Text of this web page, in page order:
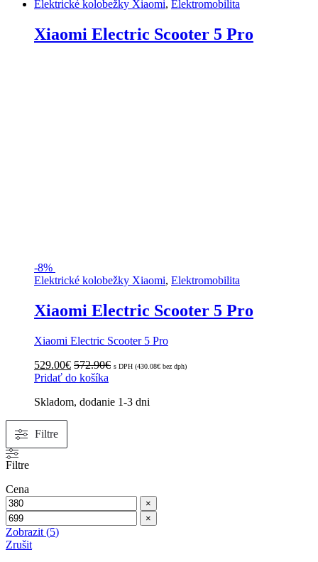
Elektrické kolobežky Xiaomi, Elektromobilita
Xiaomi Electric Scooter 5 Pro
-8%
Elektrické kolobežky Xiaomi, Elektromobilita
Xiaomi Electric Scooter 5 Pro
Xiaomi Electric Scooter 5 Pro
529.00€ 572.90€ s DPH (430.08€ bez dph)
Pridať do košíka
Skladom, dodanie 1-3 dni
Zoradené
podľa
popularity
Filtre
Filtre
Cena
×
×
Zobrazit (5)
Zrušit